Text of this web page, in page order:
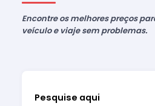
Encontre os melhores preços
veículo e viaje sem problemas.
Pesquise aqui